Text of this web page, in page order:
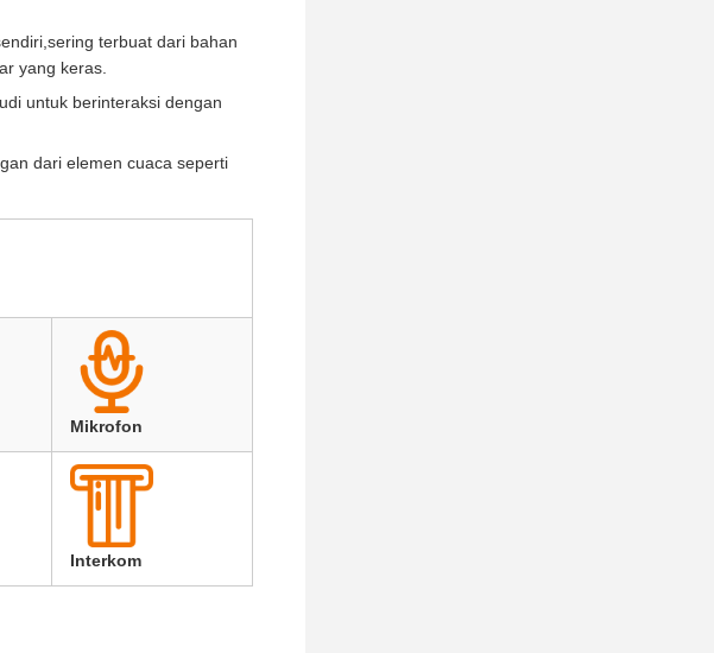
terbuat dari bahan
yang keras.
untuk berinteraksi dengan
dari elemen cuaca seperti
Mikrofon
Interkom